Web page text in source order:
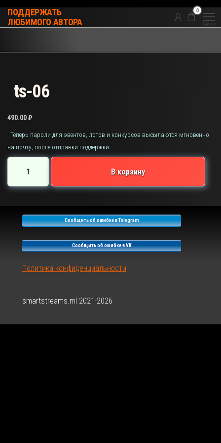
ПОДДЕРЖАТЬ
ЛЮБИМОГО АВТОРА
0
Меню
ts-06
490.00₽
Теперь пароли для эвентов, лотов и конкурсов высылаются мгновенно
на почту, после отправки поддержки
товара
ts-
В корзину
Сообщить об ошибке в Telegram
Сообщить об ошибке в VK
Политика конфиденциальности
smartstreams.ml 2021-2026